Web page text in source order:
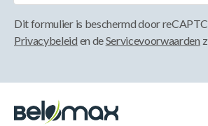
Dit formulier is beschermd door
Privacybeleid en deServicevoorwaarden